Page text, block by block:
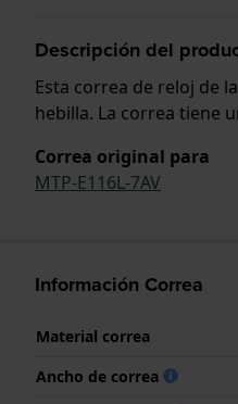
Descripción del
Esta correa de reloj de
hebilla. La correa tiene
Correa original para
MTP-E116L-7AV
Información Correa
Material correa
Ancho de correa